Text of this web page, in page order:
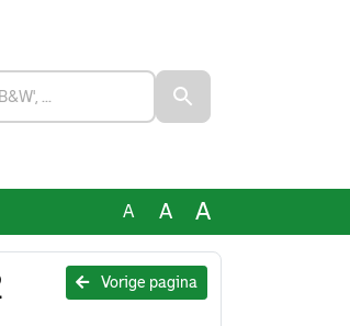
A A A
Vorige pagina